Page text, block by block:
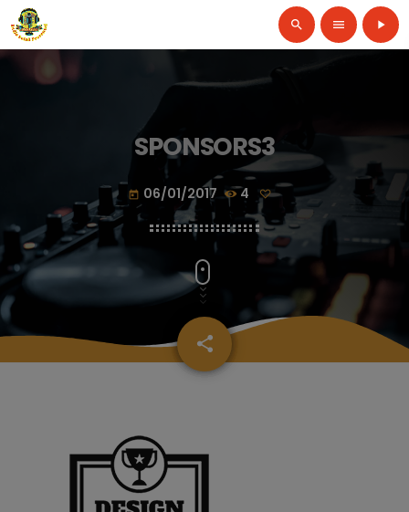
search menu play_arrow
SPONSORS3
today 06/01/2017 4
share
email